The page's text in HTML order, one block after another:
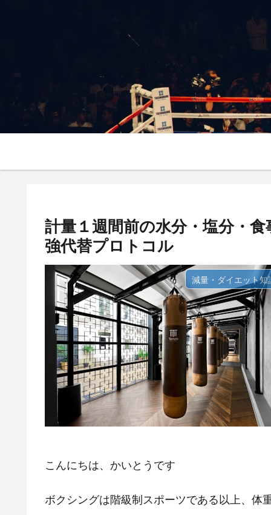
計量１週間前の水分・塩分・
強代替プロトコル
減量・ダイエット知
こんにちは、かいとうです
ボクシングは階級制スポーツである以上、体